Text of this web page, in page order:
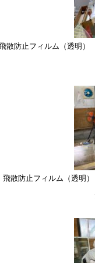
散防止フィルム（透明
飛散防止フィルム（透